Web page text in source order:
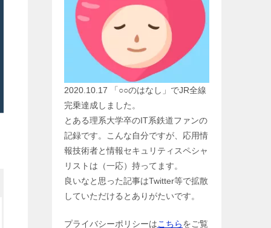
2020.10.17 「○○のはなし」でJR全線
完乗達成しました。
とある理系大学卒のIT系鉄道ファンの
記録です。こんな自分ですが、応用情
報技術者と情報セキュリティスペシャ
リストは（一応）持ってます。
良いなと思った記事はTwitter等で拡散
していただけるとありがたいです。
プライバシーポリシーはこちらをご覧